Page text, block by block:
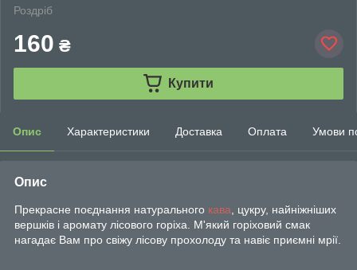
Роздріб
160 ₴
Купити
Опис Характеристики Доставка Оплата Умови
Опис
Прекрасне поєднання натурального кава , цукру, найніжніших
вершків і аромату лісового горіха. М'який горіховий смак
нагадає Вам про свіжу лісову прохолоду та навіє приємні мрії.